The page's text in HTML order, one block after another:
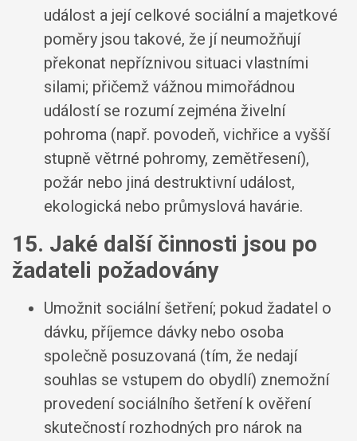
událost a její celkové sociální a majetkové
poměry jsou takové, že jí neumožňují
překonat nepříznivou situaci vlastními
silami; přičemž vážnou mimořádnou
událostí se rozumí zejména živelní
pohroma (např. povodeň, vichřice a vyšší
stupně větrné pohromy, zemětřesení),
požár nebo jiná destruktivní událost,
ekologická nebo průmyslová havárie.
15. Jaké další činnosti jsou po
žadateli požadovány
Umožnit sociální šetření; pokud žadatel o
dávku, příjemce dávky nebo osoba
společně posuzovaná (tím, že nedají
souhlas se vstupem do obydlí) znemožní
provedení sociálního šetření k ověření
skutečností rozhodných pro nárok na